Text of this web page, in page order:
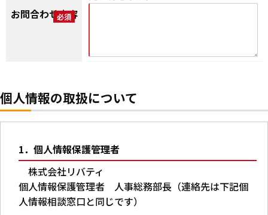
お問合わせ内容
個人情報の取扱について
1．個人情報保護管理者
株式会社リバティ
個人情報保護管理者 人事総務部長（連絡先は下記個
人情報相談窓口と同じです）